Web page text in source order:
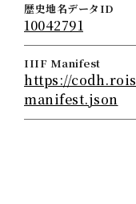
歴史地名データID
10042791
IIIF Manifest
https://
manifest.json